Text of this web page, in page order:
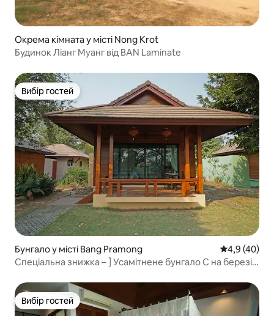
Окрема кімната у місті Nong Krot
Будинок Ліанг Муанг від BAN Laminate
Вибір гостей
Вибір гостей
Бунгало у місті Bang Pramong Середня
4,9 (40)
Спеціальна знижка – ] Усамітнене бунгало C на березі
Вибір гостей
Вибір гостей